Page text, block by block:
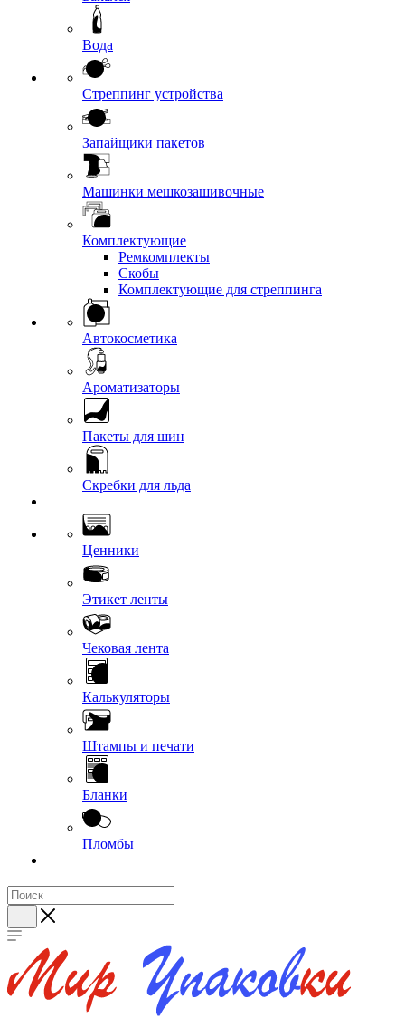
Вода
Стреппинг устройства
Запайщики пакетов
Машинки мешкозашивочные
Комплектующие
Ремкомплекты
Скобы
Комплектующие для стреппинга
Автокосметика
Ароматизаторы
Пакеты для шин
Скребки для льда
Ценники
Этикет ленты
Чековая лента
Калькуляторы
Штампы и печати
Бланки
Пломбы